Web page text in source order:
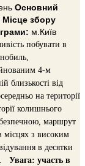
Основний
Місце збору
м.Київ
побувати в
4-м
близькості від
на території
колишнього
маршрут
місцях з високим
в десятки
Увага: участь в